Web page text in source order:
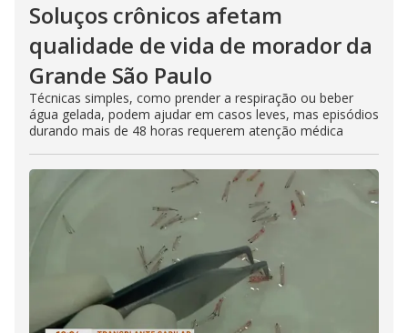
Soluços crônicos afetam
qualidade de vida de morador da
Grande São Paulo
Técnicas simples, como prender a respiração ou beber
água gelada, podem ajudar em casos leves, mas episódios
durando mais de 48 horas requerem atenção médica